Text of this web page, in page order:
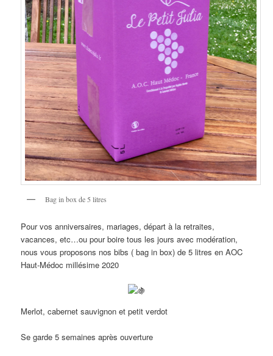
Bag in box de 5 litres
Pour vos anniversaires, mariages, départ à la retraites,
vacances, etc…ou pour boire tous les jours avec modération,
nous vous proposons nos bibs ( bag in box) de 5 litres en AOC
Haut-Médoc millésime 2020
Merlot, cabernet sauvignon et petit verdot
Se garde 5 semaines après ouverture